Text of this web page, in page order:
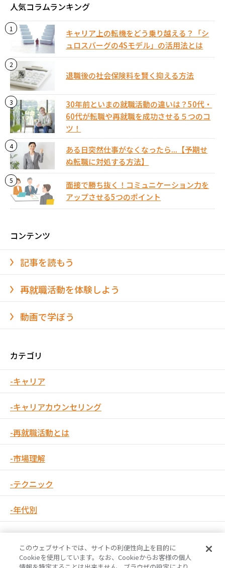
人気コラムランキング
キャリア上の転機をどう乗り越える？「シ
ュロスバーグの4Sモデル」の活用法とは
退職後の社会保険料を賢く抑える方法
30年前といまの就職活動の違いは？50代・
60代が転職や再就職を成功させる５つのコ
ツ！
ある日突然仕事がなくなったら...【予期せ
ぬ転職に対処する方法】
面接で勝ち抜く！コミュニケーション力を
アップさせる5つのポイント
コンテンツ
記事を読もう
再就職活動を体験しよう
動画で学ぼう
カテゴリ
キャリア
キャリアカウンセリング
再就職活動とは
市場理解
テクニック
年代別
このウェブサイトでは、サイトの利便性向上を目的に
Cookieを使用しています。なお、Cookieからお客様の個人